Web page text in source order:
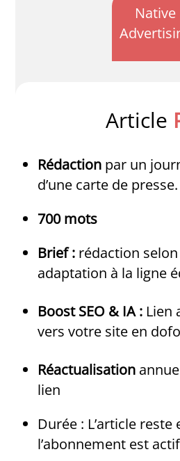
Native
Article
Rédaction par un
d’une carte de presse.
700 mots
Brief : rédaction
adaptation à la ligne
Boost SEO & IA : Lien
vers votre site en
Réactualisation
lien
Durée : L’article
l’abonnement est actif